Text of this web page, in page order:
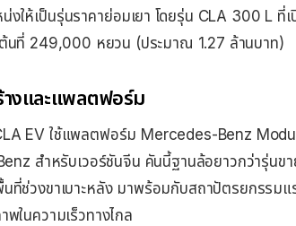
งให้เป็นรุ่นราคาย่อมเยา โดยรุ่น CLA 300 L
ต้นที่ 249,000 หยวน (ประมาณ 1.27 ล้านบาท)
างและแพลตฟอร์ม
EV ใช้แพลตฟอร์ม Mercedes-Benz
สำหรับเวอร์ชันจีน คันนี้ฐานล้อยาวกว่ารุ่น
นที่ช่วงขาเบาะหลัง มาพร้อมกับสถาปัตรยกรรม
พในความเร็วทางไกล